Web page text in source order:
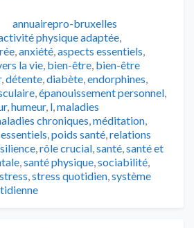
Auteur
annuairepro-bruxelles
physique adaptée,
,anxiété,aspects essentiels,
la vie, bien-être, bien-être
,détente,diabète,endorphines,
,épanouissement personnel,
,humeur, l,maladies
chroniques,méditation,
,poids santé,relations
,rôle crucial,santé,santé et
,santé physique,sociabilité,
stress,stress quotidien,système